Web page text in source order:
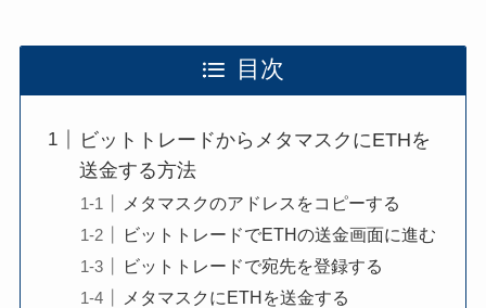
目次
ビットトレードからメタマスクにETHを
送金する方法
メタマスクのアドレスをコピーする
ビットトレードでETHの送金画面に進む
ビットトレードで宛先を登録する
メタマスクにETHを送金する